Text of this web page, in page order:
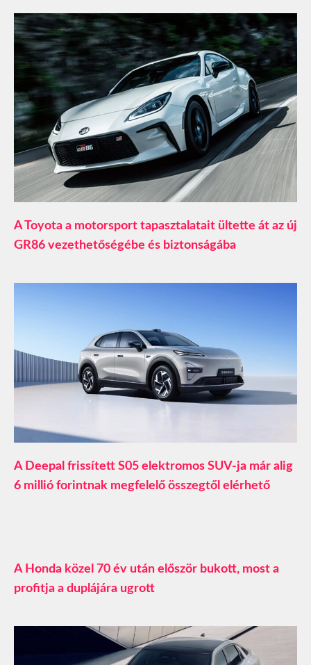
A Toyota a motorsport tapasztalatait ültette át az új
GR86 vezethetőségébe és biztonságába
A Deepal frissített S05 elektromos SUV-ja már alig
6 millió forintnak megfelelő összegtől elérhető
A Honda közel 70 év után először bukott, most a
profitja a duplájára ugrott